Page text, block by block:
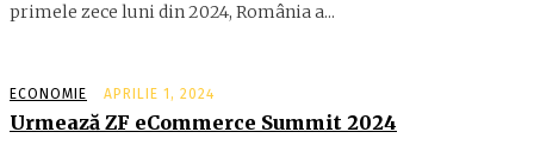
primele zece luni din 2024, România a...
ECONOMIE APRILIE 1, 2024
Urmează ZF eCommerce Summit 2024